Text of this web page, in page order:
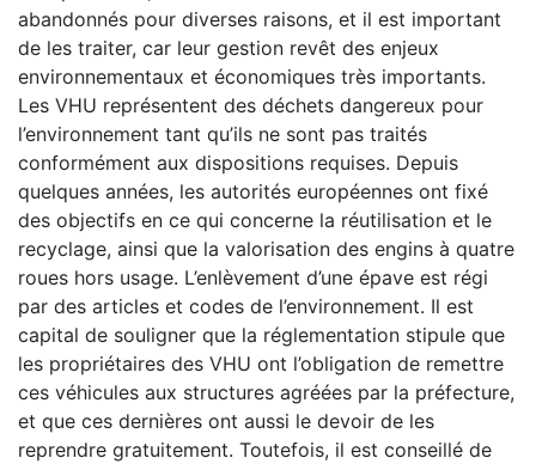
abandonnés pour diverses raisons, et il est important
de les traiter, car leur gestion revêt des enjeux
environnementaux et économiques très importants.
Les VHU représentent des déchets dangereux pour
l’environnement tant qu’ils ne sont pas traités
conformément aux dispositions requises. Depuis
quelques années, les autorités européennes ont fixé
des objectifs en ce qui concerne la réutilisation et le
recyclage, ainsi que la valorisation des engins à quatre
roues hors usage. L’enlèvement d’une épave est régi
par des articles et codes de l’environnement. Il est
capital de souligner que la réglementation stipule que
les propriétaires des VHU ont l’obligation de remettre
ces véhicules aux structures agréées par la préfecture,
et que ces dernières ont aussi le devoir de les
reprendre gratuitement. Toutefois, il est conseillé de